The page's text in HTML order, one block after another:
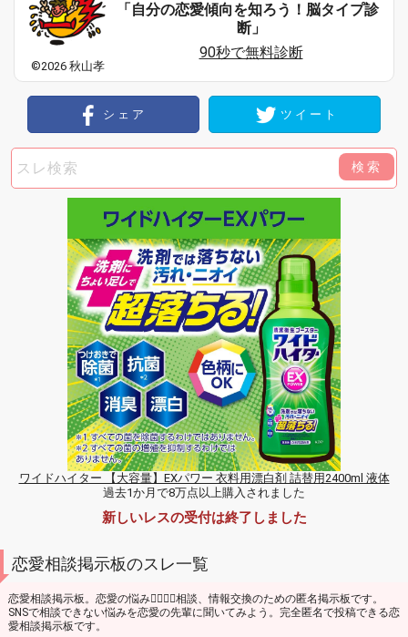
©2026 秋山孝
「自分の恋愛傾向を知ろう！脳タイプ診
断」
90秒で無料診断
シェア ツイート
検索
ワイドハイター 【大容量】EXパワー 衣料用漂白剤 詰替用2400ml 液体
過去1か月で8万点以上購入されました
新しいレスの受付は終了しました
恋愛相談掲示板のスレ一覧
恋愛相談掲示板。恋愛の悩み👩‍❤️‍💋‍👩相談、情報交換のための匿名掲示板です。
SNSで相談できない悩みを恋愛の先輩に聞いてみよう。完全匿名で投稿できる恋
愛相談掲示板です。